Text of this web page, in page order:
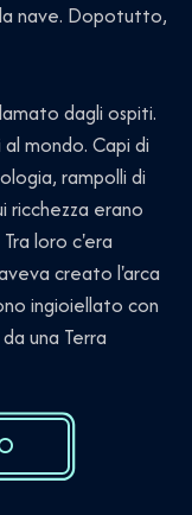
nave. Dopotutto,
dagli ospiti.
mondo. Capi di
rampolli di
ricchezza erano
loro c'era
creato l'arca
ingioiellato con
una Terra